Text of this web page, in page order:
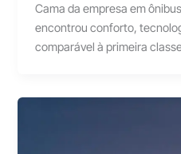
Cama da empresa em
encontrou conforto,
comparável à primeira